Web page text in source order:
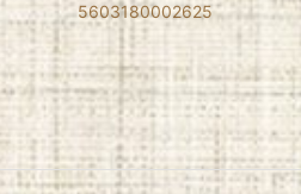
5603180002625